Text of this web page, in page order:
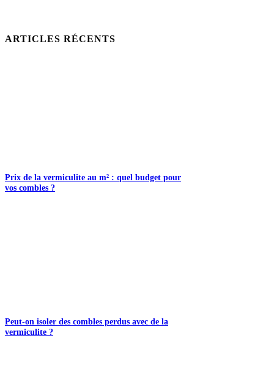
ARTICLES RÉCENTS
Prix de la vermiculite au m² : quel budget pour
vos combles ?
Peut-on isoler des combles perdus avec de la
vermiculite ?